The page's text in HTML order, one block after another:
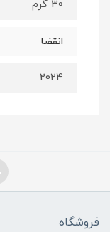
30 گرم
انقضا
2024
فروشگاه